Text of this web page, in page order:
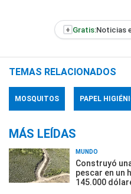
+ Gratis:Noticias
TEMAS RELACIONADOS
MOSQUITOS PAPEL
MÁS LEÍDAS
MUNDO
Construyó
pescar en un
145.000